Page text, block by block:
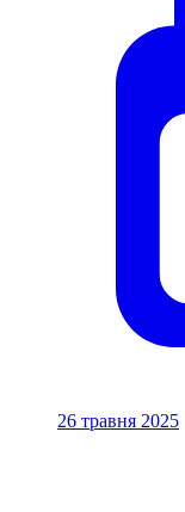
26 травня 2025